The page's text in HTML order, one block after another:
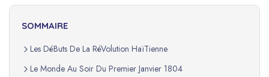
SOMMAIRE
Les DéButs De La RéVolution HaïTienne
Le Monde Au Soir Du Premier Janvier 1804